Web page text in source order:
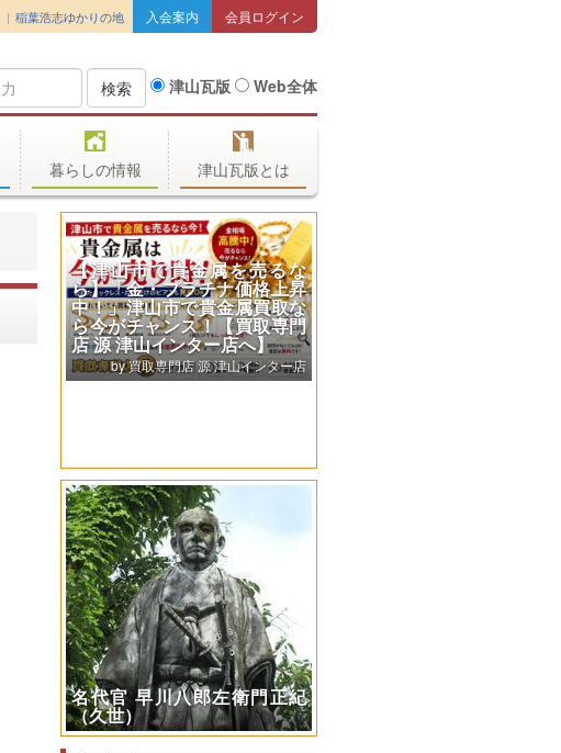
入会案内 会員ログイン
稲葉浩志ゆかりの地
検索 津山瓦版 Web全体
暮らしの情報 津山瓦版とは
【津山市で貴金属を売るな
ら】「金・プラチナ価格上昇
中！」津山市で貴金属買取な
ら今がチャンス！【買取専門
店 源 津山インター店へ】
買取専門店 源 津山インター店
名代官 早川八郎左衛門正紀
（久世）